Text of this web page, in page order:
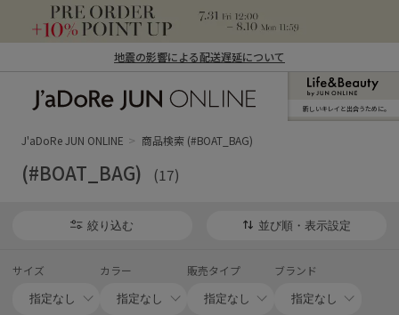
地震の影響による配送遅延について
ン オンライン）
新しいキレイと出合うために。
J'aDoRe JUN ONLINE 商品検索 (#BOAT_BAG)
(#BOAT_BAG) (17)
絞り込む 並び順・表示設定
サイズ カラー 販売タイプ ブランド